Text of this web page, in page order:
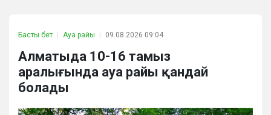
Басты бет Ауа райы 09.08.2026 09:04
Алматыда 10-16 тамыз
аралығында ауа райы қандай
болады